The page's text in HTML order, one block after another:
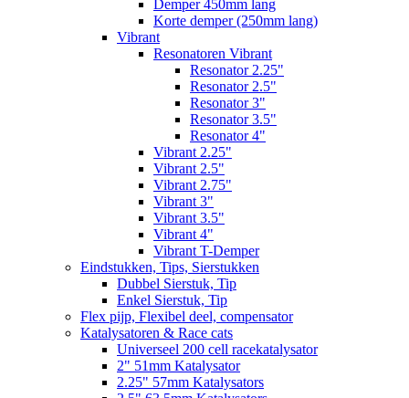
Demper 450mm lang
Korte demper (250mm lang)
Vibrant
Resonatoren Vibrant
Resonator 2.25"
Resonator 2.5"
Resonator 3"
Resonator 3.5"
Resonator 4"
Vibrant 2.25"
Vibrant 2.5"
Vibrant 2.75"
Vibrant 3"
Vibrant 3.5"
Vibrant 4"
Vibrant T-Demper
Eindstukken, Tips, Sierstukken
Dubbel Sierstuk, Tip
Enkel Sierstuk, Tip
Flex pijp, Flexibel deel, compensator
Katalysatoren & Race cats
Universeel 200 cell racekatalysator
2" 51mm Katalysator
2.25" 57mm Katalysators